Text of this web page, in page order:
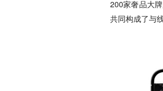
200家奢品大
共同构成了与